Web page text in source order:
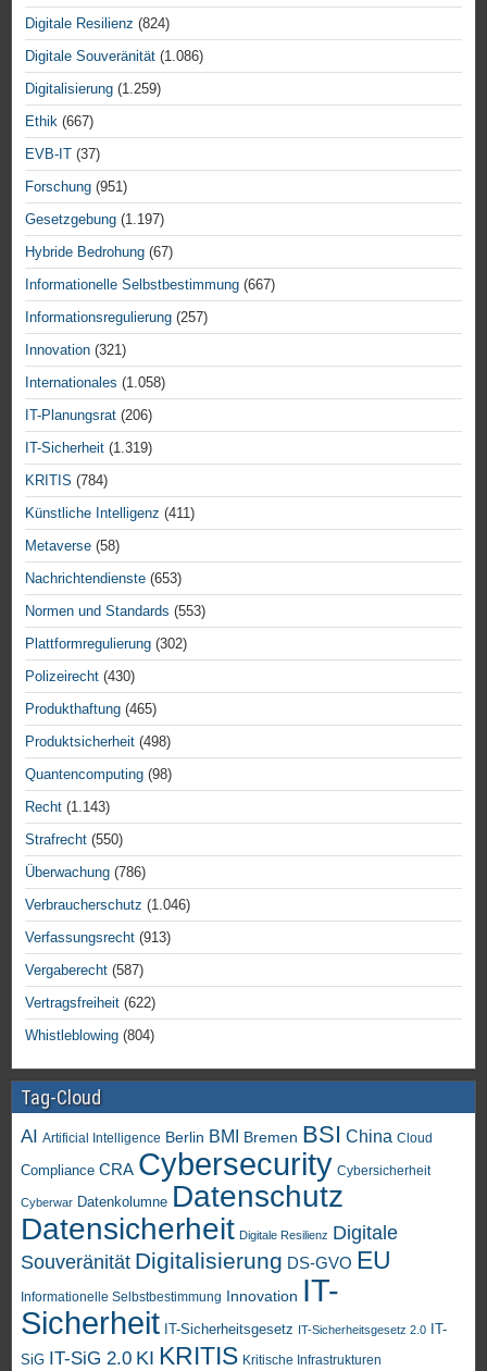
Digitale Resilienz (824)
Digitale Souveränität (1.086)
Digitalisierung (1.259)
Ethik (667)
EVB-IT (37)
Forschung (951)
Gesetzgebung (1.197)
Hybride Bedrohung (67)
Informationelle Selbstbestimmung (667)
Informationsregulierung (257)
Innovation (321)
Internationales (1.058)
IT-Planungsrat (206)
IT-Sicherheit (1.319)
KRITIS (784)
Künstliche Intelligenz (411)
Metaverse (58)
Nachrichtendienste (653)
Normen und Standards (553)
Plattformregulierung (302)
Polizeirecht (430)
Produkthaftung (465)
Produktsicherheit (498)
Quantencomputing (98)
Recht (1.143)
Strafrecht (550)
Überwachung (786)
Verbraucherschutz (1.046)
Verfassungsrecht (913)
Vergaberecht (587)
Vertragsfreiheit (622)
Whistleblowing (804)
Tag-Cloud
AI Artificial Intelligence Berlin BMI Bremen BSI China Cloud
Compliance CRA Cybersecurity Cybersicherheit
Cyberwar Datenkolumne Datenschutz
Datensicherheit Digitale Resilienz Digitale
Souveränität Digitalisierung DS-GVO EU
Informationelle Selbstbestimmung Innovation IT-
Sicherheit IT-Sicherheitsgesetz IT-Sicherheitsgesetz 2.0 IT-
SiG IT-SiG 2.0 KI KRITIS Kritische Infrastrukturen